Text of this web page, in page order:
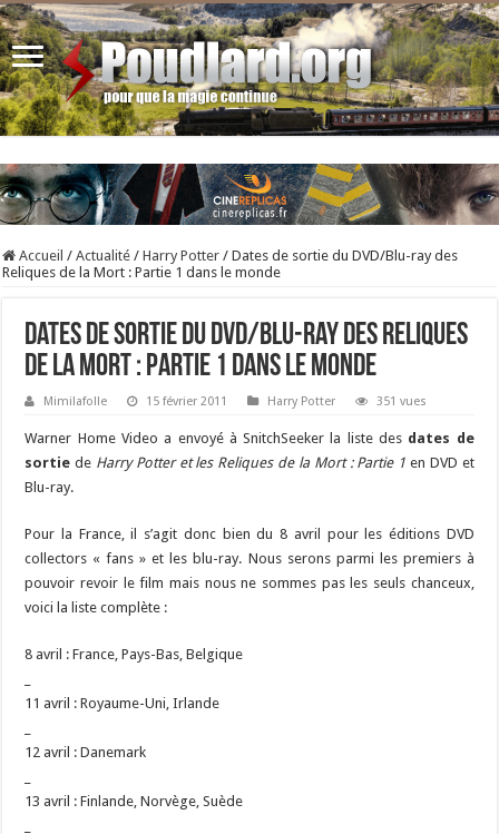
Accueil / Actualité / Harry Potter / Dates de sortie du DVD/Blu-ray des
Reliques de la Mort : Partie 1 dans le monde
Dates de sortie du DVD/Blu-ray des Reliques
de la Mort : Partie 1 dans le monde
Mimilafolle 15 février 2011 Harry Potter 351 vues
Warner Home Video a envoyé à SnitchSeeker la liste des dates de
sortie de Harry Potter et les Reliques de la Mort : Partie 1 en DVD et
Blu-ray.
Pour la France, il s’agit donc bien du 8 avril pour les éditions DVD
collectors « fans » et les blu-ray. Nous serons parmi les premiers à
pouvoir revoir le film mais nous ne sommes pas les seuls chanceux,
voici la liste complète :
8 avril : France, Pays-Bas, Belgique
11 avril : Royaume-Uni, Irlande
12 avril : Danemark
13 avril : Finlande, Norvège, Suède